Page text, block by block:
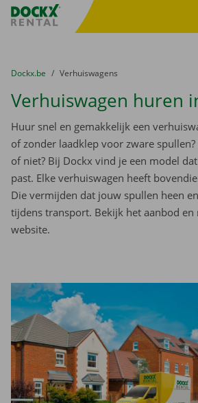
Fratello DEMO
U bevindt zich hier:
van
Dockx.be naar
Verhuiswagens
Verhuiswagen huren
Huur snel en gemakkelijk een
of zonder laadklep voor zware
of niet? Bij Dockx vind je een model
past. Elke verhuiswagen heeft
Die vermijden dat jouw spullen heen
tijdens transport. Bekijk het aanbod en
website.